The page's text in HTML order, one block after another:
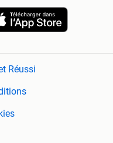
Réussi